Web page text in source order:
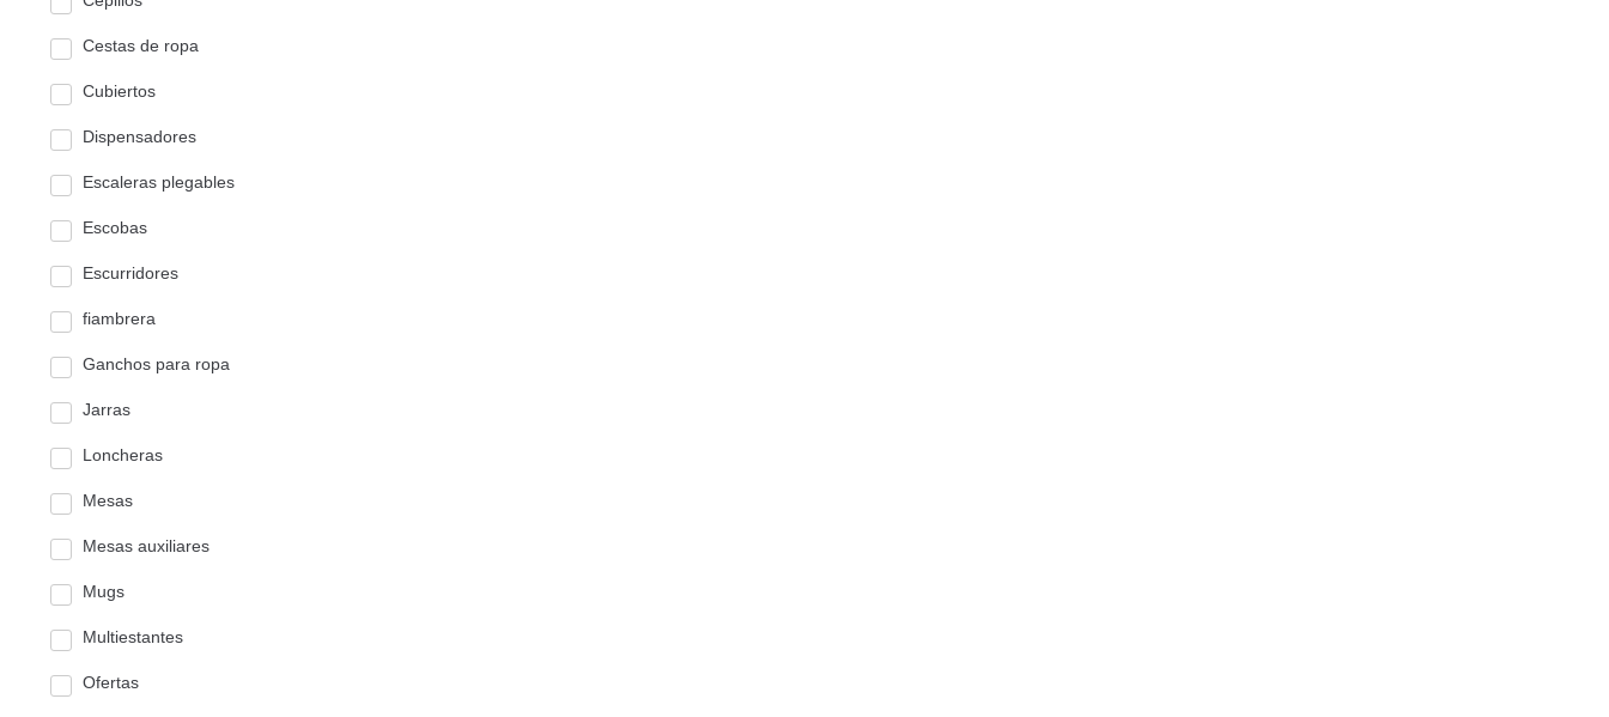
Cestas de ropa
Cubiertos
Dispensadores
Escaleras plegables
Escobas
Escurridores
fiambrera
Ganchos para ropa
Jarras
Loncheras
Mesas
Mesas auxiliares
Mugs
Multiestantes
Ofertas